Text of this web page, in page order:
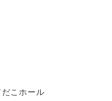
こホール